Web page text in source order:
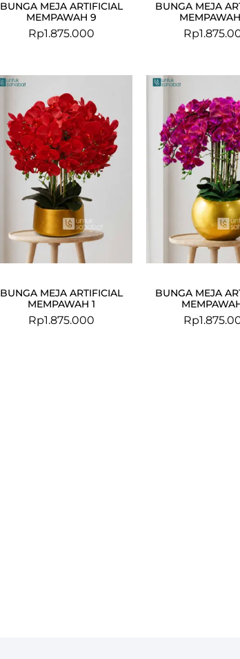
BUNGA MEJA ARTIFICIAL
MEMPAWAH 9
Rp1.875.000
BUNGA MEJA
Rp
BUNGA MEJA ARTIFICIAL
MEMPAWAH 1
Rp1.875.000
BUNGA MEJA
Rp